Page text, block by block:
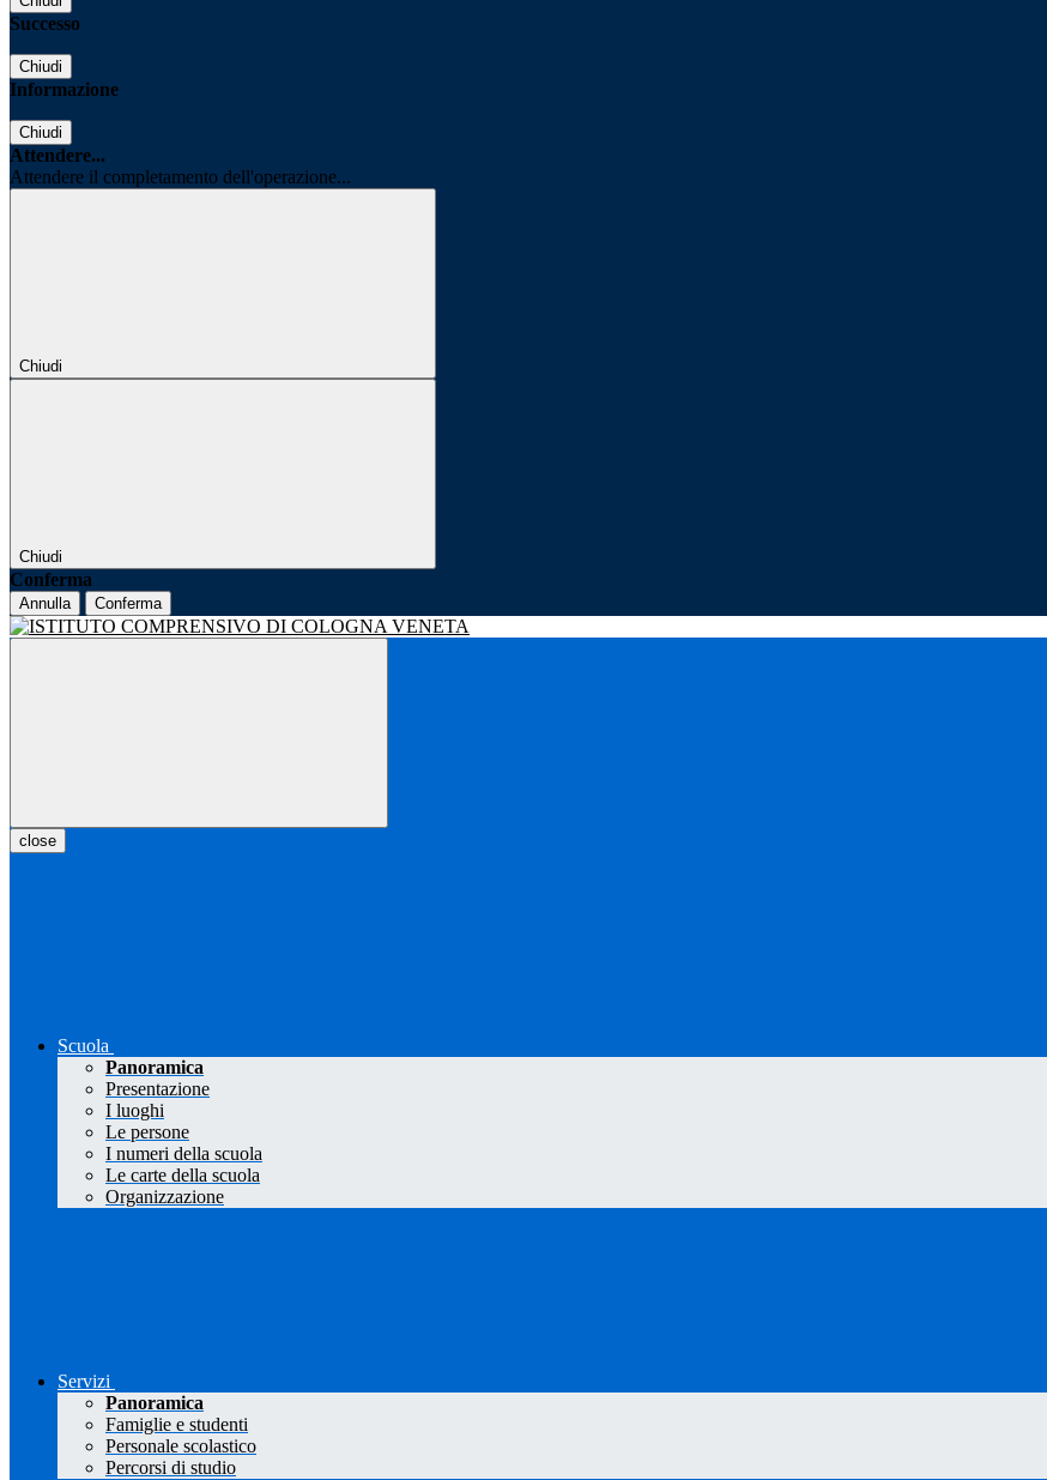
Successo
Chiudi
Informazione
Chiudi
Attendere...
Attendere il completamento dell'operazione...
Chiudi
Chiudi
Conferma
Annulla Conferma
close
Scuola
Panoramica
Presentazione
I luoghi
Le persone
I numeri della scuola
Le carte della scuola
Organizzazione
Servizi
Panoramica
Famiglie e studenti
Personale scolastico
Percorsi di studio